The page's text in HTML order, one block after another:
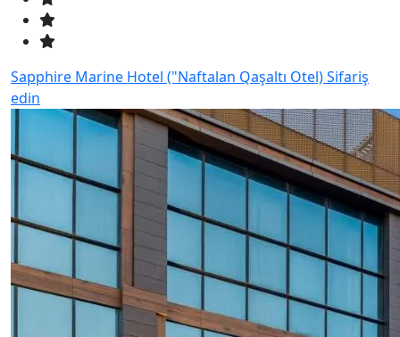
Sapphire Marine Hotel ("Naftalan Qaşaltı Otel)Sifariş
edin